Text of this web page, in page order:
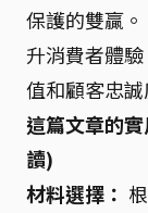
保護的雙贏
升消費者體
值和顧客忠誠
這篇文章的
讀)
材料選擇：